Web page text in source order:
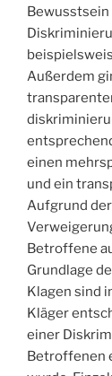
Außerdem
einen
und ein
Aufgrund
Betroffene
Grundlage
Klagen sind
Kläger
einer
Betroffenen